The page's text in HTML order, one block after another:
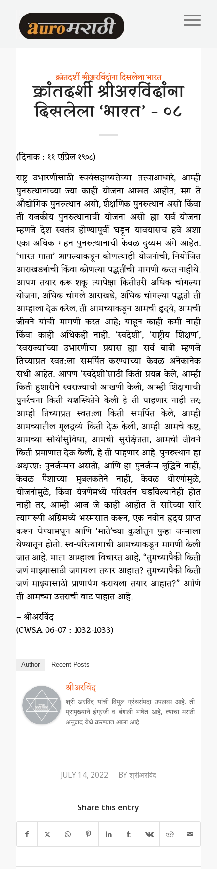
क्रांतदर्शी श्रीअरविंदांना दिसलेला भारत
क्रांतदर्शी श्रीअरविंदांना
दिसलेला ‘भारत’ – ०८
(दिनांक : ११ एप्रिल १९०८)
राष्ट्र उभारणीसाठी स्वयंसहाय्यतेच्या तत्त्वाआधारे, आम्ही
पुनरुत्थानाच्या ज्या काही योजना आखत आहोत, मग ते
औद्योगिक पुनरुत्थान असो, शैक्षणिक पुनरुत्थान असो किंवा
ती राजकीय पुनरुत्थानाची योजना असो ह्या सर्व योजना
म्हणजे देश स्वतंत्र होण्यापूर्वी घडून यावयासच हवे अशा
एका अधिक गहन पुनरुत्थानाची केवळ दुय्यम अंगे आहेत.
‘भारत माता’ आपल्याकडून कोणत्याही योजनांची, नियोजित
आराखड्यांची किंवा कोणत्या पद्धतींची मागणी करत नाहीये.
आपण तयार करू शकू त्यापेक्षा कितीतरी अधिक चांगल्या
योजना, अधिक चांगले आराखडे, अधिक चांगल्या पद्धती ती
आम्हाला देऊ करेल. ती आमच्याकडून आमची हृदये, आमची
जीवने यांची मागणी करत आहे; याहून काही कमी नाही
किंवा काही अधिकही नाही. ‘स्वदेशी’, ‘राष्ट्रीय शिक्षण’,
‘स्वराज्या’च्या उभारणीचा प्रयास ह्या सर्व बाबी म्हणजे
तिच्याप्रत स्वत:ला समर्पित करण्याच्या केवळ अनेकानेक
संधी आहेत. आपण ‘स्वदेशी’साठी किती प्रयत्न केले, आम्ही
किती हुशारीने स्वराज्याची आखणी केली, आम्ही शिक्षणाची
पुनर्रचना किती यशस्वितेने केली हे ती पाहणार नाही तर;
आम्ही तिच्याप्रत स्वत:ला किती समर्पित केले, आम्ही
आमच्यातील मूलद्रव्यं किती देऊ केली, आम्ही आमचे कष्ट,
आमच्या सोयीसुविधा, आमची सुरक्षितता, आमची जीवने
किती प्रमाणात देऊ केली, हे ती पाहणार आहे. पुनरुत्थान हा
अक्षरश: पुनर्जन्मच असतो, आणि हा पुनर्जन्म बुद्धिने नाही,
केवळ पैशाच्या मुबलकतेने नाही, केवळ धोरणांमुळे,
योजनांमुळे, किंवा यंत्रणेमध्ये परिवर्तन घडविल्यानेही होत
नाही तर, आम्ही आज जे काही आहोत ते सारेच्या सारे
त्यागरूपी अग्निमध्ये भस्मसात करून, एक नवीन हृदय प्राप्त
करून घेण्यामधून आणि ‘माते’च्या कुशीतून पुन्हा जन्माला
येण्यातून होतो. स्व-परित्यागाची आमच्याकडून मागणी केली
जात आहे. माता आम्हाला विचारत आहे, “तुमच्यापैकी किती
जणं माझ्यासाठी जगायला तयार आहात? तुमच्यापैकी किती
जणं माझ्यासाठी प्राणार्पण करायला तयार आहात?” आणि
ती आमच्या उत्तराची वाट पाहात आहे.
– श्रीअरविंद
(CWSA 06-07 : 1032-1033)
Author Recent Posts
श्रीअरविंद
श्री अरविंद यांची विपुल ग्रंथसंपदा उपलब्ध आहे. ती
प्रामुख्याने इंग्रजी व बंगाली भाषेत आहे, त्याचा मराठी
अनुवाद येथे करण्यात आला आहे.
JULY 14, 2022
/ BYश्रीअरविंद
Share this entry